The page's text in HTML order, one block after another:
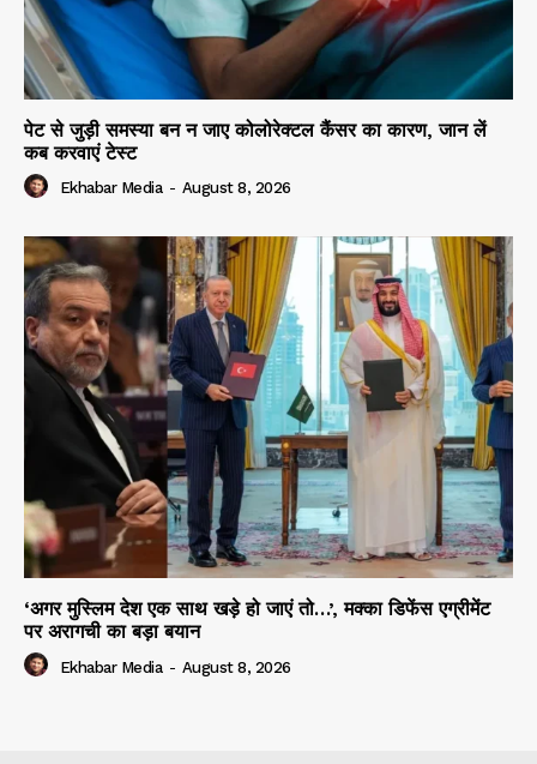
पेट से जुड़ी समस्या बन न जाए कोलोरेक्टल कैंसर का कारण, जान लें
कब करवाएं टेस्ट
Ekhabar Media - August 8, 2026
‘अगर मुस्लिम देश एक साथ खड़े हो जाएं तो…’, मक्का डिफेंस एग्रीमेंट
पर अरागची का बड़ा बयान
Ekhabar Media - August 8, 2026